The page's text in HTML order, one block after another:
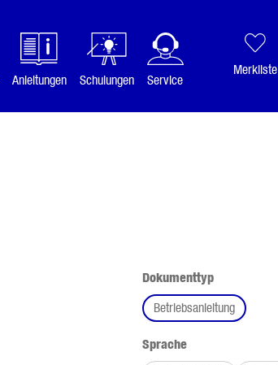
Anleitungen Schulungen Service
Merkliste
Dokumenttypauswählen
Betriebsanleitung
Spracheauswählen